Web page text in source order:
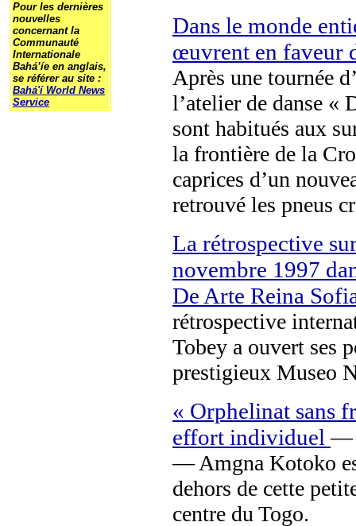
Pour les dernières
nouvelles
concernant la
Communauté
Internationale
Bahá’íe en anglais,
se référer au site :
Bahá'í World News
Service
Dans le monde
œuvrent en faveur
Après une tournée
l’atelier de danse «
sont habitués aux
la frontière de la
caprices d’un
retrouvé les pneus
La rétrospective
novembre 1997
De Arte Reina
rétrospective
Tobey a ouvert ses
prestigieux Museo
« Orphelinat sans
effort individuel—
— Amgna Kotoko
dehors de cette
centre du Togo.